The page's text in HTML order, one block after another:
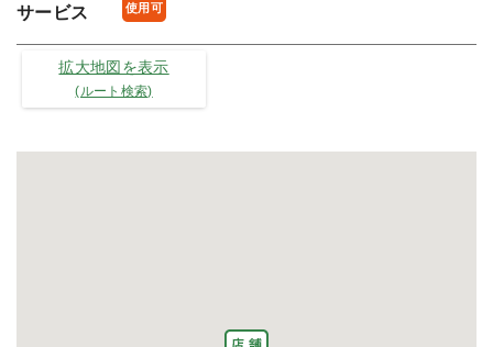
サービス
使用可
拡大地図を表示
(ルート検索)